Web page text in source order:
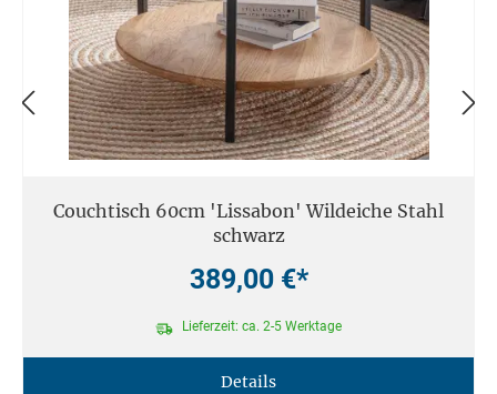
Couchtisch 60cm 'Lissabon' Wildeiche Stahl
schwarz
389,00 €*
Lieferzeit: ca. 2-5 Werktage
Details